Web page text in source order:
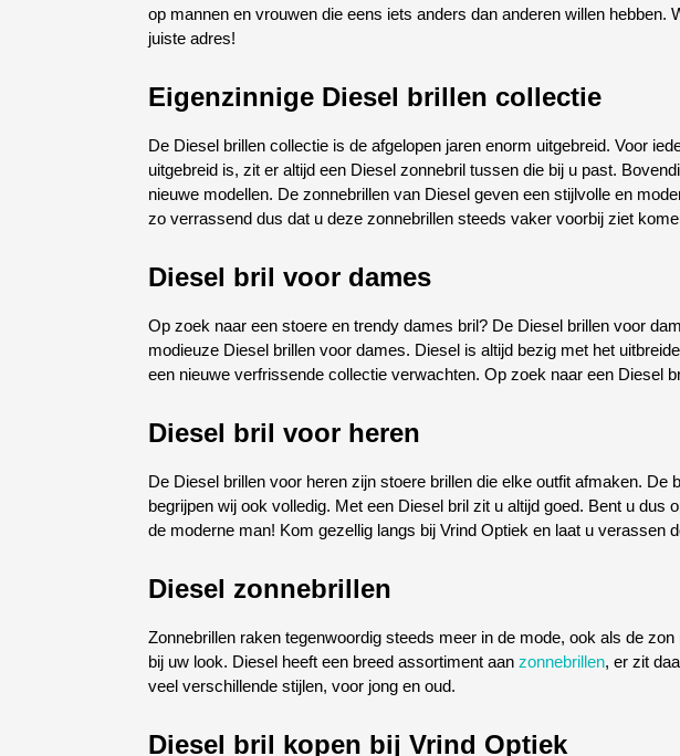
op mannen en vrouwen die eens iets anders dan anderen willen
juiste adres!
Eigenzinnige Diesel brillen collectie
De Diesel brillen collectie is de afgelopen jaren enorm uitgebreid. Voor
uitgebreid is, zit er altijd een Diesel zonnebril tussen die bij u past.
nieuwe modellen. De zonnebrillen van Diesel geven een stijlvolle en
zo verrassend dus dat u deze zonnebrillen steeds vaker voorbij ziet
Diesel bril voor dames
Op zoek naar een stoere en trendy dames bril? De Diesel brillen voor
modieuze Diesel brillen voor dames. Diesel is altijd bezig met het
een nieuwe verfrissende collectie verwachten. Op zoek naar een Diesel
Diesel bril voor heren
De Diesel brillen voor heren zijn stoere brillen die elke outfit afmaken.
begrijpen wij ook volledig. Met een Diesel bril zit u altijd goed. Bent u
de moderne man! Kom gezellig langs bij Vrind Optiek en laat u verassen
Diesel zonnebrillen
Zonnebrillen raken tegenwoordig steeds meer in de mode, ook als de
bij uw look. Diesel heeft een breed assortiment aanzonnebrillen, er zit
veel verschillende stijlen, voor jong en oud.
Diesel bril kopen bij Vrind Optiek